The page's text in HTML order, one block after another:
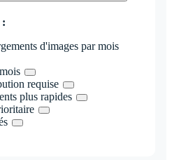
:
d'images par mois
requise
plus rapides